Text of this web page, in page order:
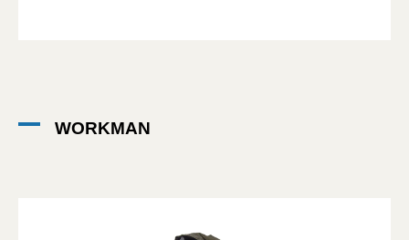
WORKMAN